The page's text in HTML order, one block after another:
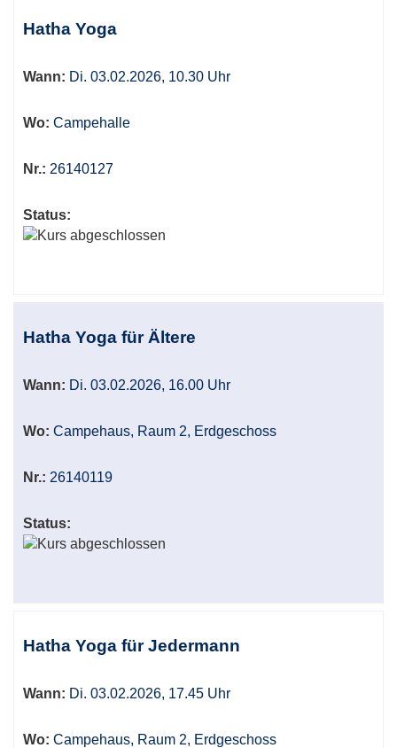
Hatha Yoga
Wann: Di. 03.02.2026, 10.30 Uhr
Wo: Campehalle
Nr.: 26140127
Status:
Hatha Yoga für Ältere
Wann: Di. 03.02.2026, 16.00 Uhr
Wo: Campehaus, Raum 2, Erdgeschoss
Nr.: 26140119
Status:
Hatha Yoga für Jedermann
Wann: Di. 03.02.2026, 17.45 Uhr
Wo: Campehaus, Raum 2, Erdgeschoss